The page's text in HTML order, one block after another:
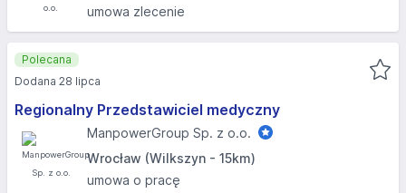
umowa zlecenie
Regionalny Przedstawiciel medyczny
ManpowerGroup Sp. z o.o.
Wrocław (Wilkszyn - 15km)
umowa o pracę
Polecana
Dodana 28 lipca